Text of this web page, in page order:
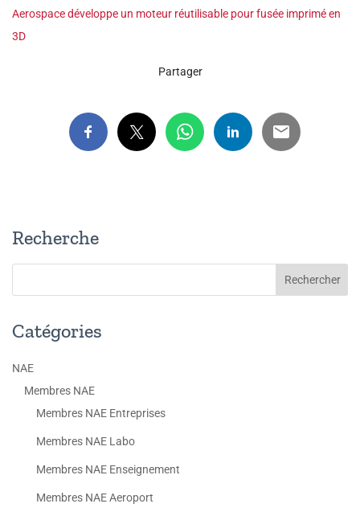
Aerospace développe un moteur réutilisable pour fusée imprimé en
3D
Partager
Recherche
Catégories
NAE
Membres NAE
Membres NAE Entreprises
Membres NAE Labo
Membres NAE Enseignement
Membres NAE Aeroport